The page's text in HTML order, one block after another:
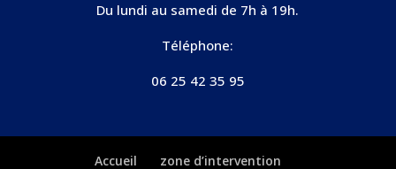
Du lundi au samedi de 7h à 19h.
Téléphone:
06 25 42 35 95
Accueil zone d’intervention